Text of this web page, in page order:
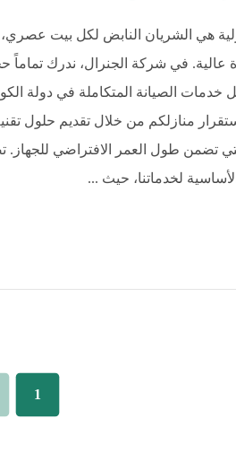
هي الشريان النابض لكل بيت
عالية. في شركة الجنرال، ندرك تماماً
خدمات الصيانة المتكاملة في دولة
منازلكم من خلال تقديم حلول
التي تضمن طول العمر الافتراضي
لخدماتنا، حيث ...
1